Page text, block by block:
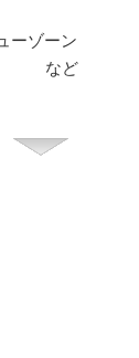
ーゾーン